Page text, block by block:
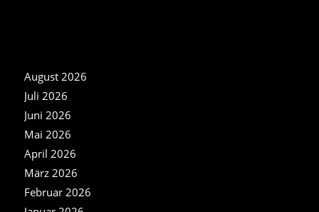
August 2026
Juli 2026
Juni 2026
Mai 2026
April 2026
März 2026
Februar 2026